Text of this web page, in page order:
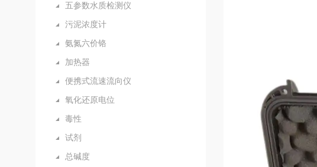
五参数水质检测仪
污泥浓度计
氨氮六价铬
加热器
便携式流速流向仪
氧化还原电位
毒性
试剂
总碱度